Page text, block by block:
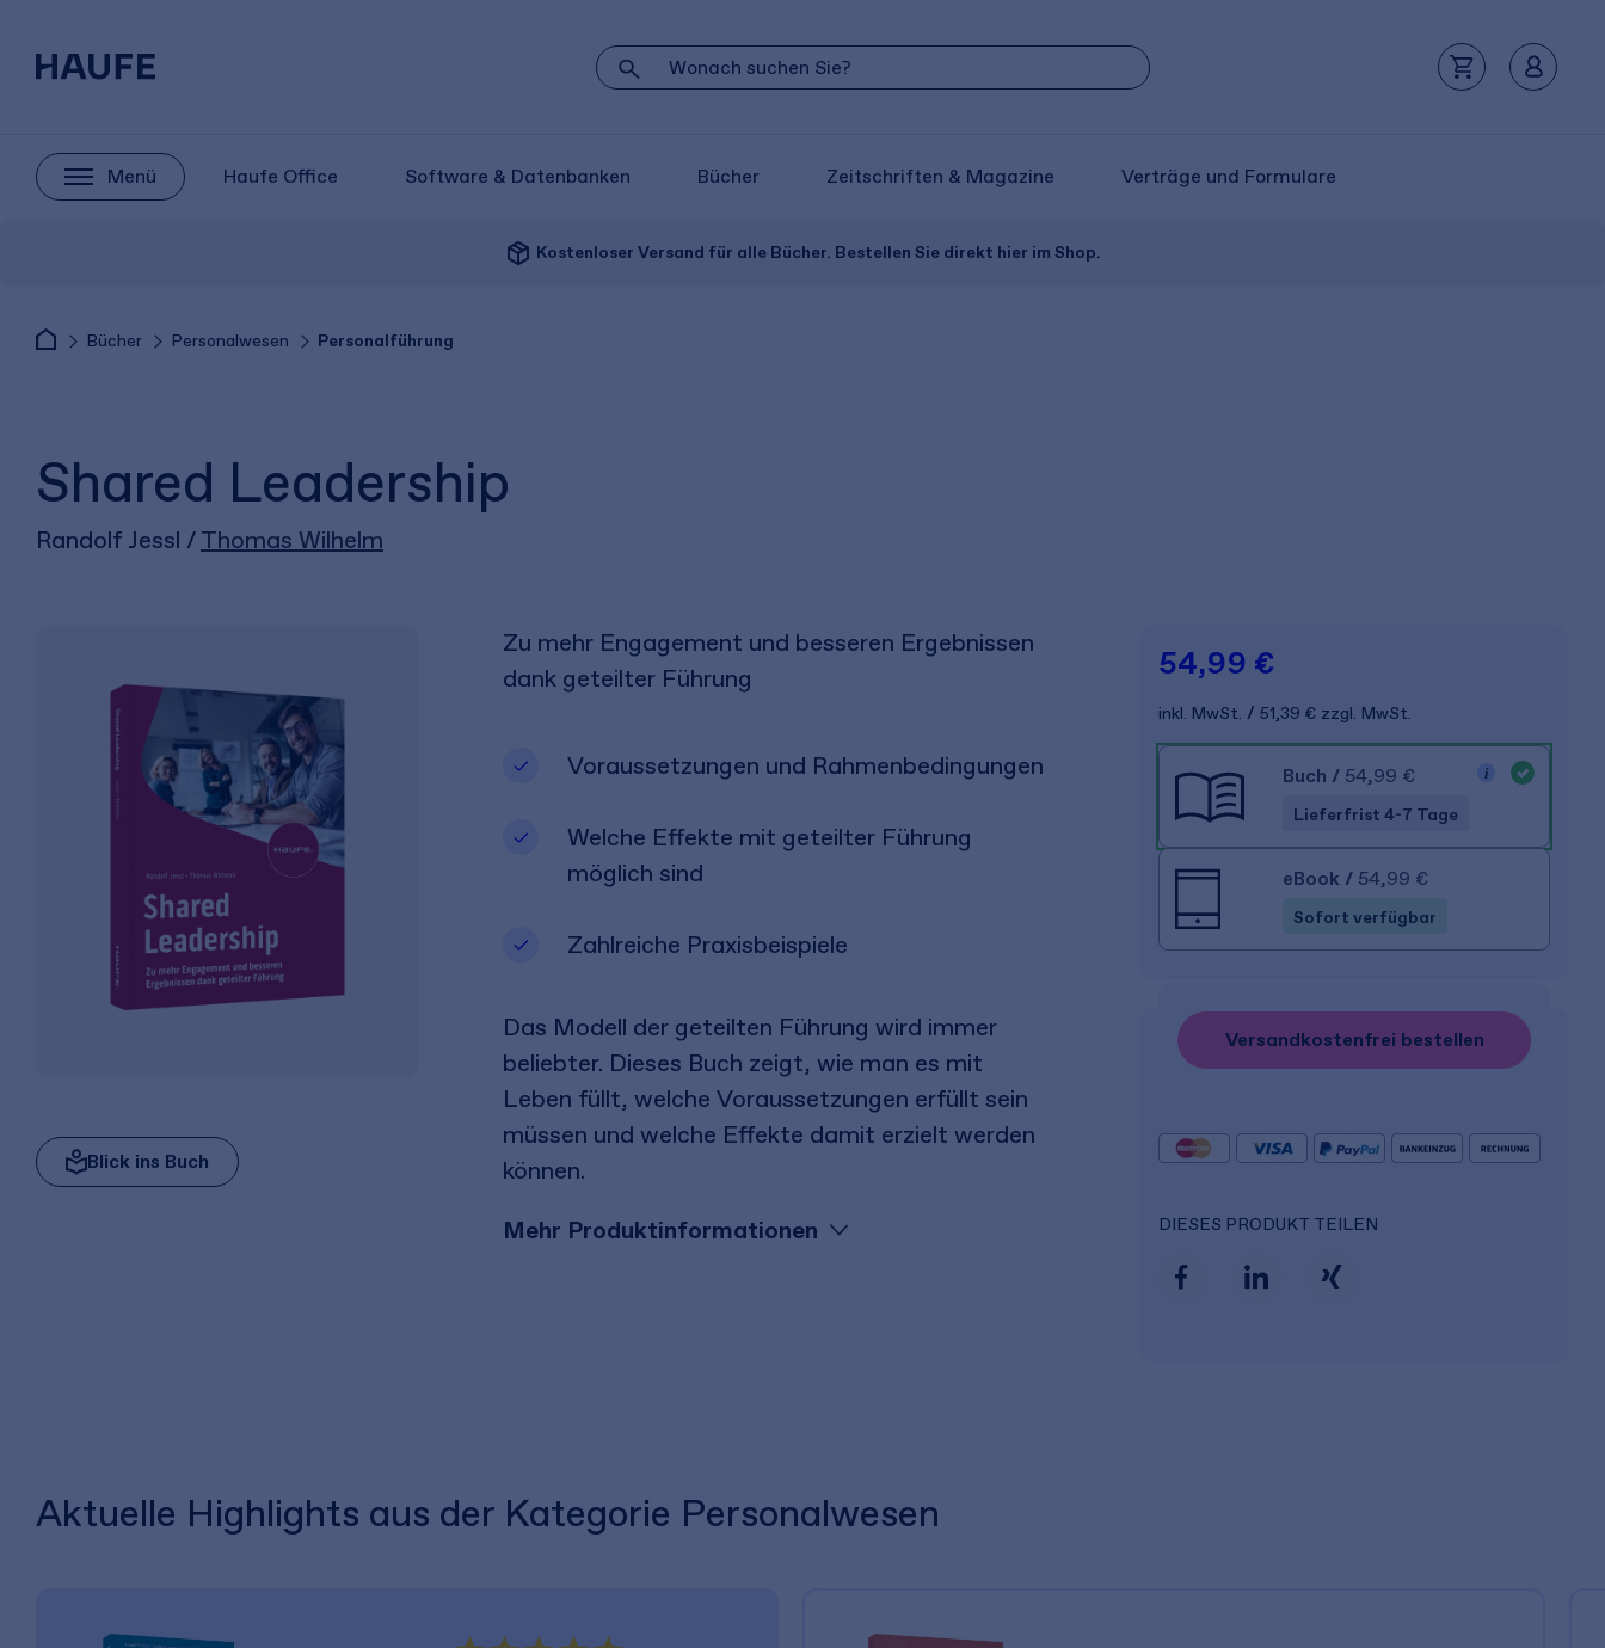
Menü Haufe Office Software & Datenbanken Bücher Zeitschriften & Magazine Verträge und Formulare
package_2 Kostenloser Versand für alle Bücher. Bestellen Sie direkt hier im Shop.
Bücher Personalwesen Personalführung
Shared Leadership
Randolf Jessl / Thomas Wilhelm
Blick ins Buch
Zu mehr Engagement und besseren Ergebnissen
dank geteilter Führung
Voraussetzungen und Rahmenbedingungen
Welche Effekte mit geteilter Führung
möglich sind
Zahlreiche Praxisbeispiele
Das Modell der geteilten Führung wird immer
beliebter. Dieses Buch zeigt, wie man es mit
Leben füllt, welche Voraussetzungen erfüllt sein
müssen und welche Effekte damit erzielt werden
können.
Mehr Produktinformationen
54,99 €
inkl. MwSt. 51,39 € zzgl. MwSt.
Buch / 54,99 €
Lieferfrist 4-7 Tage
eBook / 54,99 €
Sofort verfügbar
Versandkostenfrei bestellen
DIESES PRODUKT TEILEN
Aktuelle Highlights aus der Kategorie Personalwesen